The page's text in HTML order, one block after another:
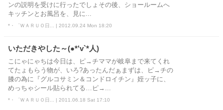
ンの説明を受けに行ったでしょその後、ショールームへ
キッチンとお風呂を、見に...
*・゜ＷＡＲＵＯ日... | 2012.09.24 Mon 18:20
いただきやした～(●*'v`*人)
こにゃにゃちは今日は、ピ→チママが岐阜まで来てくれ
てたょもらう物が、いろ?あったんだぁまずは、ピ→チの
膝の為に『グルコサミン＆コンドロイチン』姪ッ子に、
めっちゃシール貼られてる…ピ→...
*・゜ＷＡＲＵＯ日... | 2011.06.18 Sat 17:10